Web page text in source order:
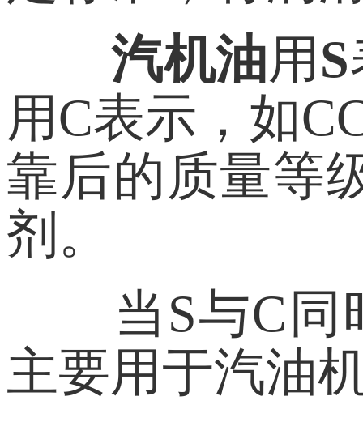
汽机油用S
用C表示，如
靠后的质量等
剂。
当S与C
主要用于汽油